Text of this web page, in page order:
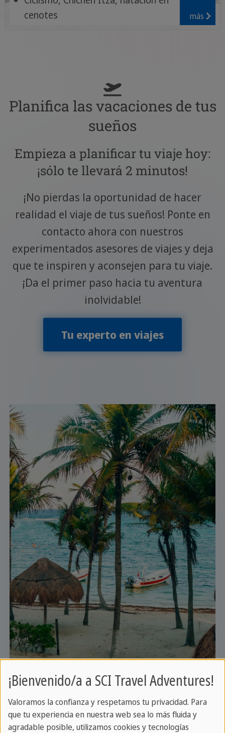
cenotes
más
Planifica las vacaciones de tus
sueños
Empieza a planificar tu viaje hoy:
¡sólo te llevará 2 minutos!
¡No pierdas la oportunidad de hacer
realidad el viaje de tus sueños! Ponte en
contacto ahora con nuestros
experimentados asesores de viajes y deja
que te inspiren y aconsejen para tu viaje.
¡Da el primer paso hacia tu aventura
inolvidable!
Tu experto en viajes
¡Bienvenido/a a SCI Travel Adventures!
Valoramos la confianza y respetamos tu privacidad. Para
que tu experiencia en nuestra web sea lo más fluida y
agradable posible, utilizamos cookies y tecnologías